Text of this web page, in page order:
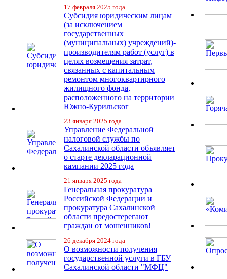
17 февраля 2025 года
Субсидия юридическим лицам
(за исключением
государственных
(муниципальных) учреждений)-
производителям работ (услуг) в
целях возмещения затрат,
связанных с капитальным
ремонтом многоквартирного
жилищного фонда,
расположенного на территории
Южно-Курильског
23 января 2025 года
Управление Федеральной
налоговой службы по
Сахалинской области объявляет
о старте декларационной
кампании 2025 года
21 января 2025 года
Генеральная прокуратура
Российской Федерации и
прокуратура Сахалинской
области предостерегают
граждан от мошенников!
26 декабря 2024 года
О возможности получения
государственной услуги в ГБУ
Сахалинской области "МФЦ"